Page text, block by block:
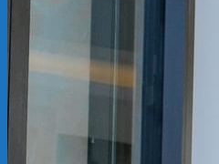
Trang chủ
Dịch vụ
THÀNH LẬP DOANH
ĐẠI LÝ THUẾ